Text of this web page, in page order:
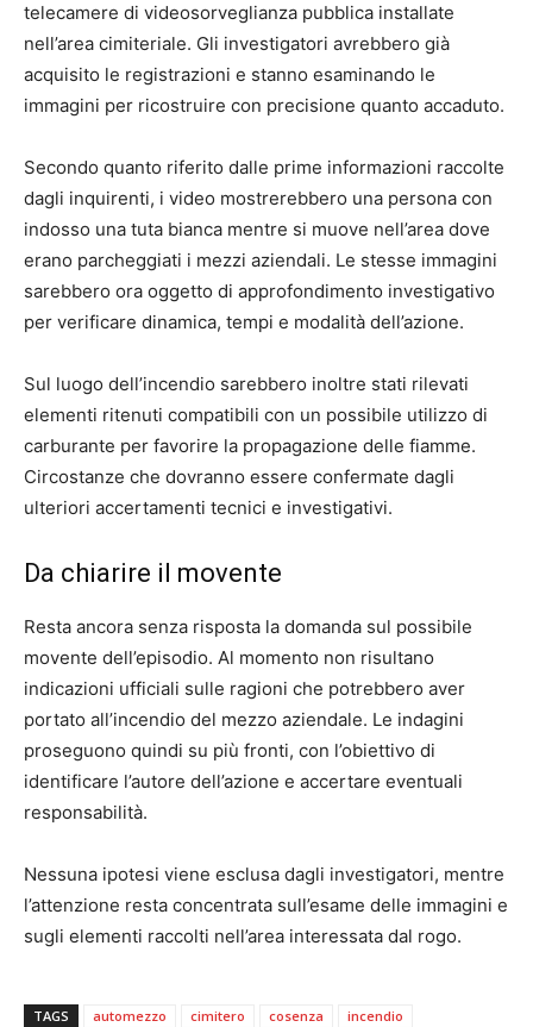
telecamere di videosorveglianza pubblica installate
nell’area cimiteriale. Gli investigatori avrebbero già
acquisito le registrazioni e stanno esaminando le
immagini per ricostruire con precisione quanto accaduto.
Secondo quanto riferito dalle prime informazioni raccolte
dagli inquirenti, i video mostrerebbero una persona con
indosso una tuta bianca mentre si muove nell’area dove
erano parcheggiati i mezzi aziendali. Le stesse immagini
sarebbero ora oggetto di approfondimento investigativo
per verificare dinamica, tempi e modalità dell’azione.
Sul luogo dell’incendio sarebbero inoltre stati rilevati
elementi ritenuti compatibili con un possibile utilizzo di
carburante per favorire la propagazione delle fiamme.
Circostanze che dovranno essere confermate dagli
ulteriori accertamenti tecnici e investigativi.
Da chiarire il movente
Resta ancora senza risposta la domanda sul possibile
movente dell’episodio. Al momento non risultano
indicazioni ufficiali sulle ragioni che potrebbero aver
portato all’incendio del mezzo aziendale. Le indagini
proseguono quindi su più fronti, con l’obiettivo di
identificare l’autore dell’azione e accertare eventuali
responsabilità.
Nessuna ipotesi viene esclusa dagli investigatori, mentre
l’attenzione resta concentrata sull’esame delle immagini e
sugli elementi raccolti nell’area interessata dal rogo.
TAGS automezzo cimitero cosenza incendio